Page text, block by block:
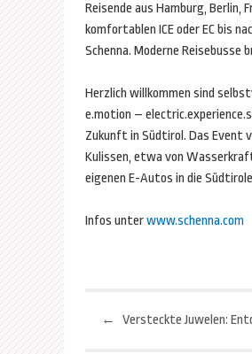
Reisende aus Hamburg,
komfortablen ICE oder EC bis
Schenna. Moderne Reisebusse
Herzlich willkommen sind
e.motion –
Zukunft in Südtirol. Das Event
Kulissen, etwa von
eigenen E-Autos in die
Infos unterwww.schenna.com
←